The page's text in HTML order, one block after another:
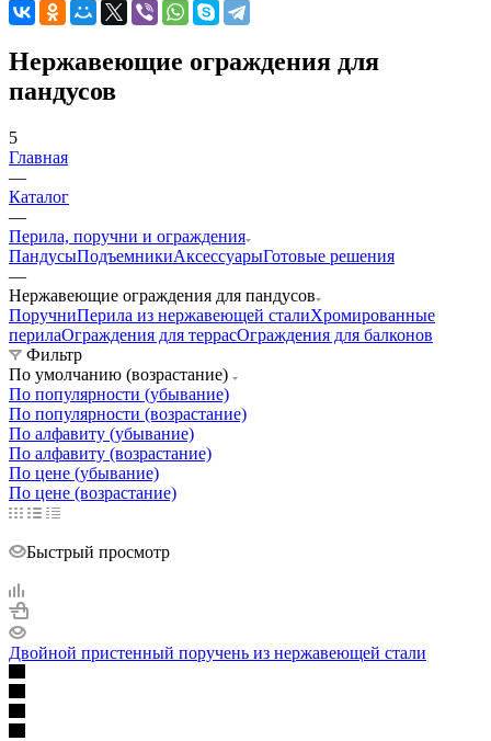
Нержавеющие ограждения для
пандусов
5
Главная
—
Каталог
—
Перила, поручни и ограждения
ПандусыПодъемникиАксессуарыГотовые решения
—
Нержавеющие ограждения для пандусов
ПоручниПерила из нержавеющей сталиХромированные
перилаОграждения для террасОграждения для балконов
Фильтр
По умолчанию (возрастание)
По популярности (убывание)
По популярности (возрастание)
По алфавиту (убывание)
По алфавиту (возрастание)
По цене (убывание)
По цене (возрастание)
Быстрый просмотр
Двойной пристенный поручень из нержавеющей стали